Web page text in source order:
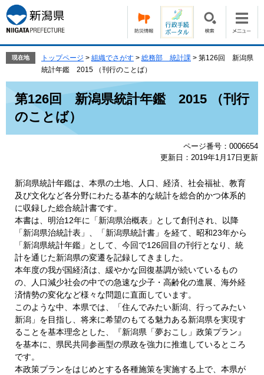
ー
ジ
の
で
す。
ニ
ュ
ー
ば
現在地 トップページ > 組織でさがす > 総務部 統計課 > 第126回 新潟県
統計年鑑 2015 （刊行のことば）
第126回 新潟県統計年鑑 2015 （刊行
のことば）
ページ番号：0006654
更新日：2019年1月17日更新
新潟県統計年鑑は、本県の土地、人口、経済、社会福祉、教育
及び文化など各分野にわたる基本的な統計を総合的かつ体系的
に収録した総合統計書です。
本書は、明治12年に「新潟県治概表」として創刊され、以降
「新潟県治統計表」、「新潟県統計書」を経て、昭和23年から
「新潟県統計年鑑」として、今回で126回目の刊行となり、統
計を通じた新潟県の変遷を記録してきました。
本年度の我が国経済は、緩やかな回復基調が続いているもの
の、人口減少社会の中での急速な少子・高齢化の進展、海外経
済情勢の変化など様々な問題に直面しています。
このような中、本県では、「住んでみたい新潟、行ってみたい
新潟」を目指し、将来に希望のもてる魅力ある新潟県を実現す
ることを基本理念とした、『新潟県「夢おこし」政策プラン』
を基本に、県民共同参画型の県政を強力に推進しているところ
です。
本政策プランをはじめとする各種施策を実施する上で、本県が